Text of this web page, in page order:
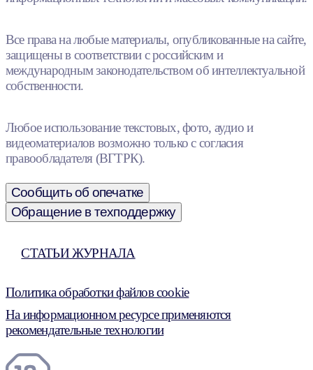
Все права на любые материалы, опубликованные на сайте,
защищены в соответствии с российским и
международным законодательством об интеллектуальной
собственности.
Любое использование текстовых, фото, аудио и
видеоматериалов возможно только с согласия
правообладателя (ВГТРК).
Сообщить об опечатке
Обращение в техподдержку
СТАТЬИ ЖУРНАЛА
Политика обработки файлов cookie
На информационном ресурсе применяются
рекомендательные технологии